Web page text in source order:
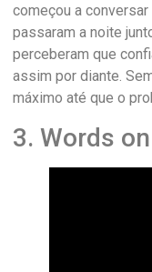
começou a conversar
passaram a noite
perceberam que
assim por diante.
máximo até que o
3. Words